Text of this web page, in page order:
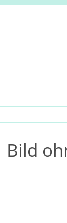
Bild